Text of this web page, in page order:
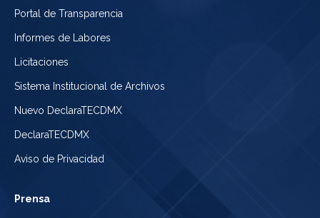
Portal de Transparencia
Informes de Labores
Licitaciones
Sistema Institucional de Archivos
Nuevo DeclaraTECDMX
DeclaraTECDMX
Aviso de Privacidad
Prensa